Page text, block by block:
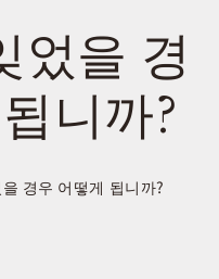
었을 경
니까?
경우 어떻게 됩니까?